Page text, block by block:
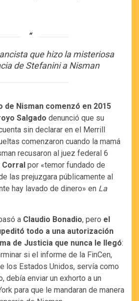
que hizo la misteriosa
de Stefanini a Nisman
de Nisman comenzó en 2015
Salgado denunció que su
sin declarar en el Merrill
comenzaron cuando la mamá
recusaron al juez federal 6
Corral por «temor fundado de
las prejuzgara públicamente al
hay lavado de dinero» en La
a Claudio Bonadio, pero el
todo a una autorización
de Justicia que nunca le llegó:
si el informe de la FinCen,
los Estados Unidos, servía como
debía enviar un exhorto a un
para que le mandaran de manera